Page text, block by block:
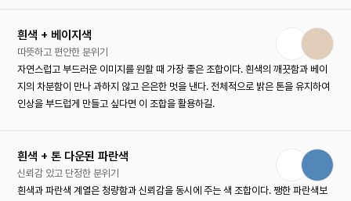
흰색 + 베이지색
따뜻하고 편안한 분위기
자연스럽고 부드러운 이미지를 원할 때 가장 좋은 조합이다. 흰색의 깨끗함과 베이
지의 차분함이 만나 과하지 않고 은은한 멋을 낸다. 전체적으로 밝은 톤을 유지하여
인상을 부드럽게 만들고 싶다면 이 조합을 활용하길.
흰색 + 톤 다운된 파란색
신뢰감 있고 단정한 분위기
흰색과 파란색 계열은 청량함과 신뢰감을 동시에 주는 색 조합이다. 쨍한 파란색보